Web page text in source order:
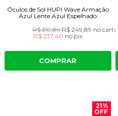
Óculos de Sol HUPI Wave Armação
Azul Lente Azul Espelhado
R$ 319,89R$ 249,89 no cartão
R$ 237,40 no pix
COMPRAR
21%
OFF